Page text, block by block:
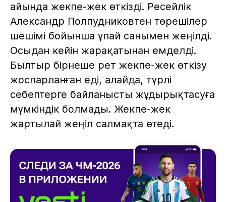
айында жекпе-жек өткізді. Ресейлік
Александр Полпудниковтен төрешілер
шешімі бойынша ұпай санымен жеңілді.
Осыдан кейін жарақатынан емделді.
Былтыр бірнеше рет жекпе-жек өткізу
жоспарланған еді, алайда, түрлі
себептерге байланысты жұдырықтасуға
мүмкіндік болмады. Жекпе-жек
жартылай жеңіл салмақта өтеді.